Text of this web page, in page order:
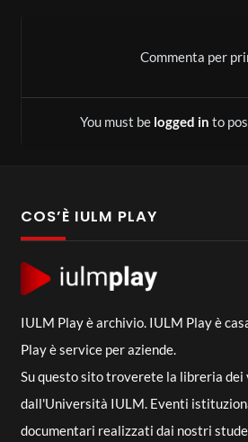
You must be logged in to
Commenta per
COS’È IULM PLAY
IULM Play è archivio. IULM Play è
Play è service per aziende.
Su questo sito troverete la libreria
dall'Università IULM. Eventi
documentari realizzati dai nostri